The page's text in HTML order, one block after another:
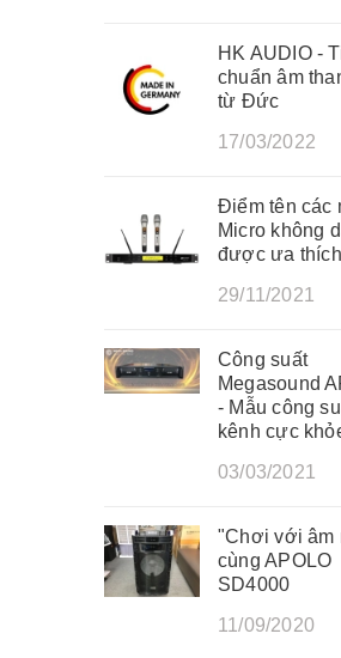
HK AUDIO -
chuẩn âm
từ Đức
17/03/2022
Điểm tên các
Micro không
được ưa
29/11/2021
Công suất
Megasound
- Mẫu công
kênh cực
03/03/2021
"Chơi với âm
cùng APOLO
SD4000
11/09/2020